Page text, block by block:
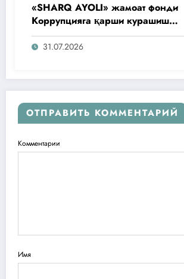
«SHARQ AYOLI» жамоат фонди
Коррупцияга қарши курашиш
агентлигидаги жамоат эшитувида
ташаббусларини тақдим этди
31.07.2026
ОТПРАВИТЬ КОММЕНТАРИЙ
Комментарии
Имя